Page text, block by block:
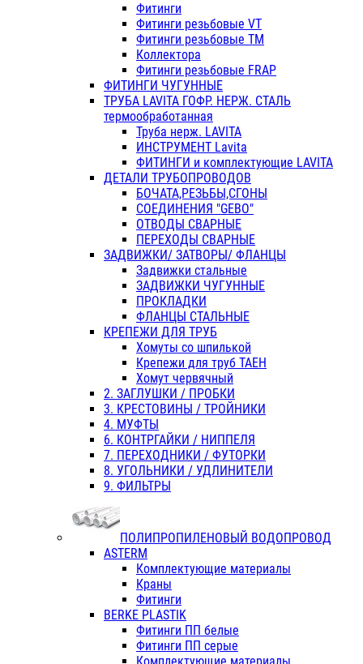
Фитинги
Фитинги резьбовые VT
Фитинги резьбовые ТМ
Коллектора
Фитинги резьбовые FRAP
ФИТИНГИ ЧУГУННЫЕ
ТРУБА LAVITA ГОФР. НЕРЖ. СТАЛЬ
термообработанная
Труба нерж. LAVITA
ИНСТРУМЕНТ Lavita
ФИТИНГИ и комплектующие LAVITA
ДЕТАЛИ ТРУБОПРОВОДОВ
БОЧАТА,РЕЗЬБЫ,СГОНЫ
СОЕДИНЕНИЯ "GEBO"
ОТВОДЫ СВАРНЫЕ
ПЕРЕХОДЫ СВАРНЫЕ
ЗАДВИЖКИ/ ЗАТВОРЫ/ ФЛАНЦЫ
Задвижки стальные
ЗАДВИЖКИ ЧУГУННЫЕ
ПРОКЛАДКИ
ФЛАНЦЫ СТАЛЬНЫЕ
КРЕПЕЖИ ДЛЯ ТРУБ
Хомуты со шпилькой
Крепежи для труб ТАЕН
Хомут червячный
2. ЗАГЛУШКИ / ПРОБКИ
3. КРЕСТОВИНЫ / ТРОЙНИКИ
4. МУФТЫ
6. КОНТРГАЙКИ / НИППЕЛЯ
7. ПЕРЕХОДНИКИ / ФУТОРКИ
8. УГОЛЬНИКИ / УДЛИНИТЕЛИ
9. ФИЛЬТРЫ
ПОЛИПРОПИЛЕНОВЫЙ ВОДОПРОВОД
ASTERM
Комплектующие материалы
Краны
Фитинги
BERKE PLASTIK
Фитинги ПП белые
Фитинги ПП серые